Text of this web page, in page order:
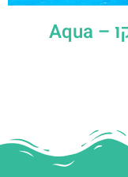
פארק מים אקווה פארק באקו – Aqua